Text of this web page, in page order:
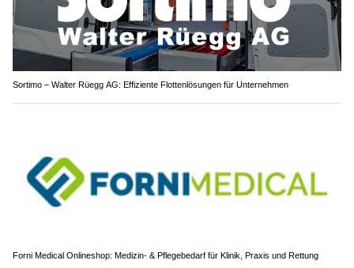
Sortimo – Walter Rüegg AG: Effiziente Flottenlösungen für Unternehmen
Forni Medical Onlineshop: Medizin- & Pflegebedarf für Klinik, Praxis und Rettung